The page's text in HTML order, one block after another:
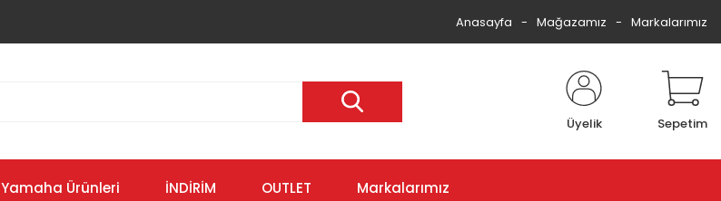
Anasayfa Mağazamız Markalarımız
Üyelik Sepetim
Yamaha Ürünleri İNDİRİM OUTLET Markalarımız